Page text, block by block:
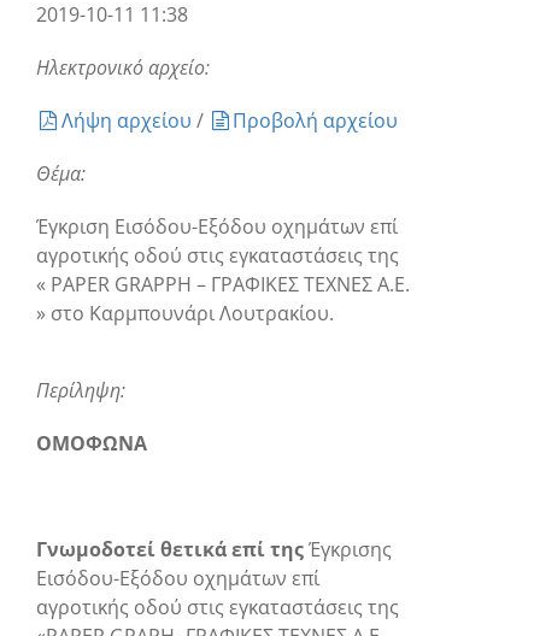
2019-10-11 11:38
Ηλεκτρονικό αρχείο:
Λήψη αρχείου /
Προβολή αρχείου
Θέμα:
Έγκριση Εισόδου-Εξόδου οχημάτων επί
αγροτικής οδού στις εγκαταστάσεις της
« PAPER GRAPPH – ΓΡΑΦΙΚΕΣ ΤΕΧΝΕΣ Α.Ε.
» στο Καρμπουνάρι Λουτρακίου.
Περίληψη:
ΟΜΟΦΩΝΑ
Γνωμοδοτεί θετικά επί τηςΈγκρισης
Εισόδου-Εξόδου οχημάτων επί
αγροτικής οδού στις εγκαταστάσεις της